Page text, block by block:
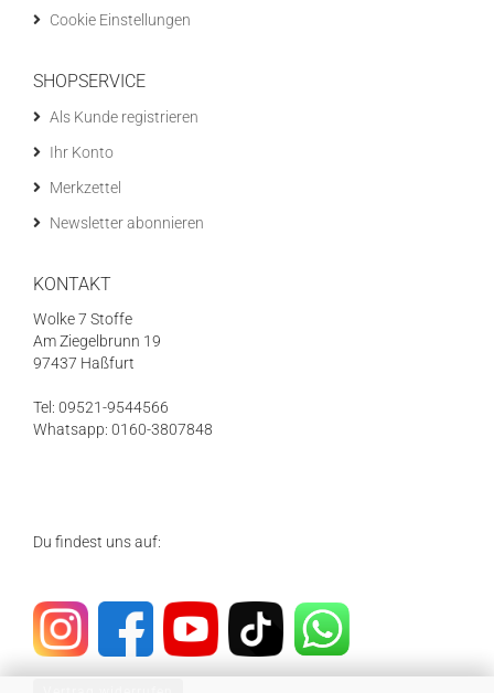
Cookie Einstellungen
SHOPSERVICE
Als Kunde registrieren
Ihr Konto
Merkzettel
Newsletter abonnieren
KONTAKT
Wolke 7 Stoffe
Am Ziegelbrunn 19
97437 Haßfurt
Tel: 09521-9544566
Whatsapp: 0160-3807848
Du findest uns auf: